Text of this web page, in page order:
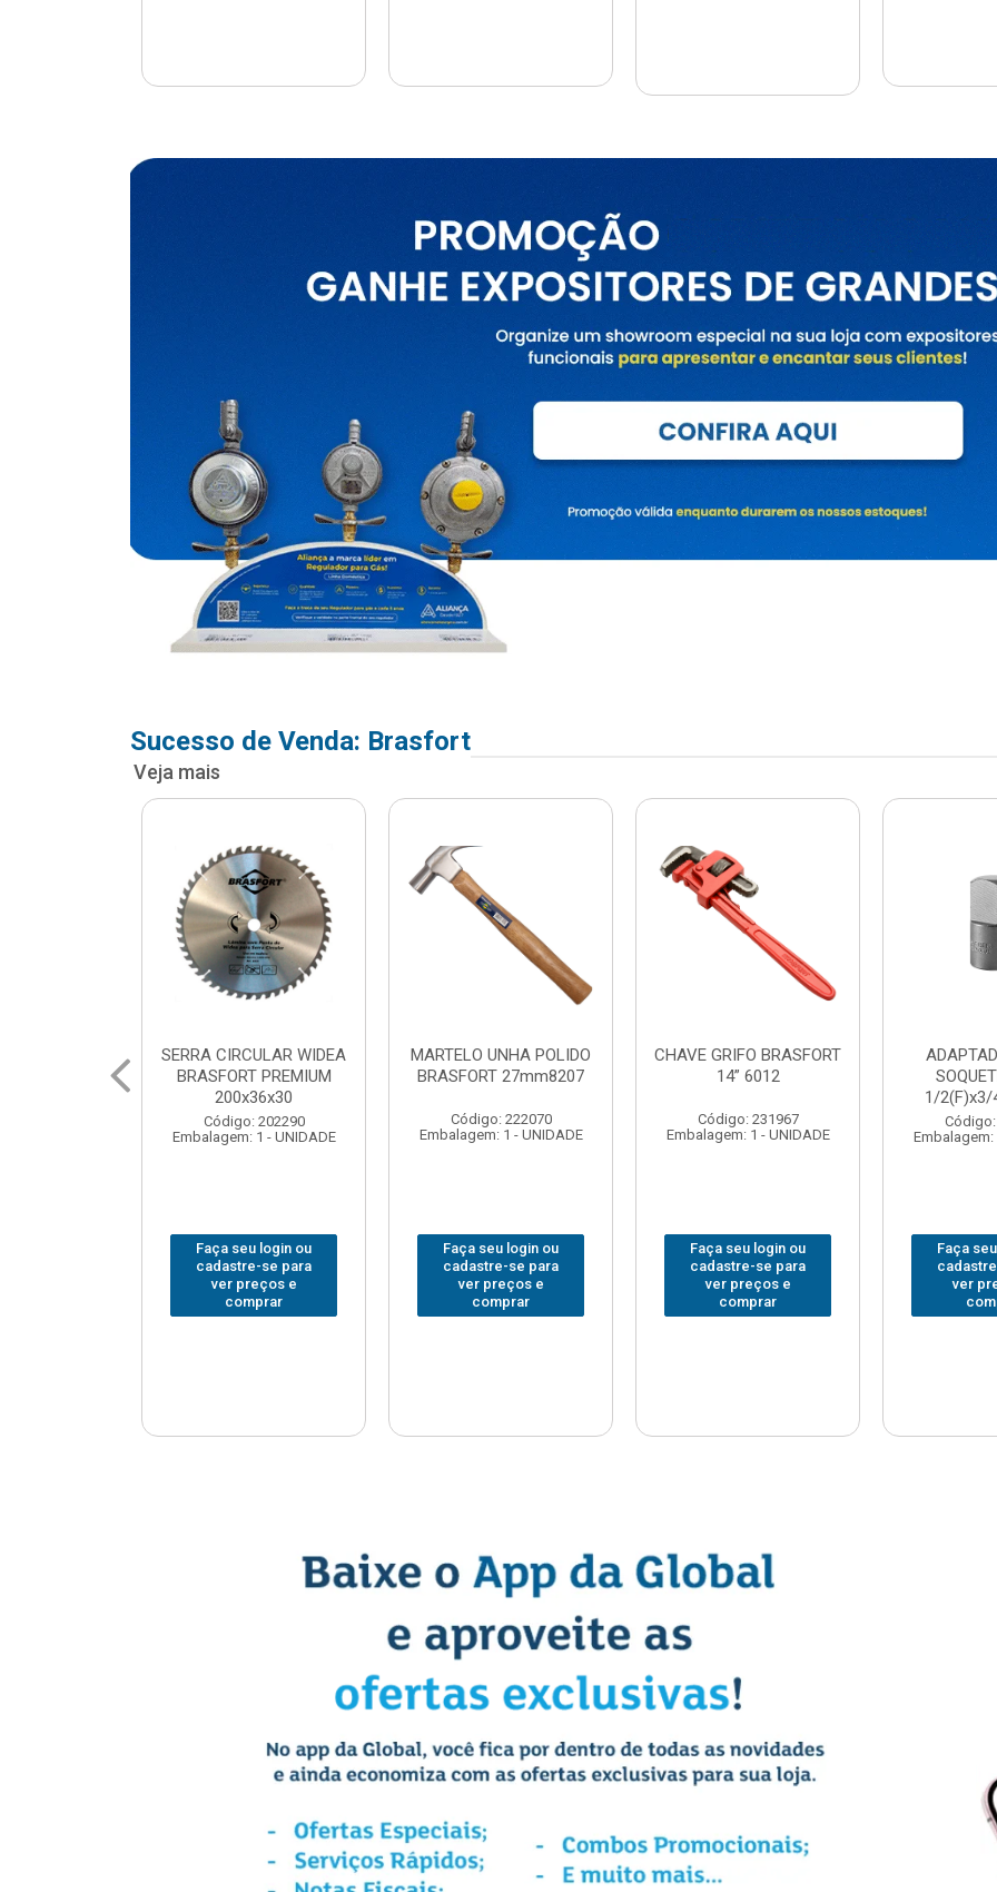
Sucesso de Venda: Brasfort
Veja mais
MARTELO UNHA POLIDO
BRASFORT 27mm8207
Código: 222070
Embalagem: 1 - UNIDADE
Faça seu login ou
cadastre-se para
ver preços e
comprar
CHAVE GRIFO BRASFORT
14” 6012
Código: 231967
Embalagem: 1 - UNIDADE
Faça seu login ou
cadastre-se para
ver preços e
comprar
ADAPTADOR PARA
SOQUETE WAFT
Código: 235563
Embalagem: 1 - UNIDADE
Faça seu login ou
cadastre-se para
ver preços e
comprar
Embalagem:
Faça
ver